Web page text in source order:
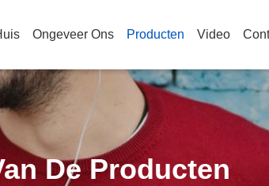
Ongeveer Ons Producten Video
De Producten